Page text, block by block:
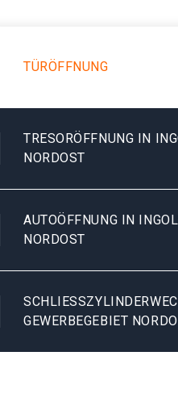
TÜRÖFFNUNG
TRESORÖFFNUNG IN
NORDOST
AUTOÖFFNUNG IN
NORDOST
EWERBEGEBIET